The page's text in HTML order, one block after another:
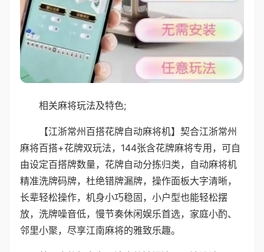
相关麻将玩法及特色;
【江浙常州百搭花牌自动麻将机】契合江浙常州
麻将百搭+花牌双玩法，144张含花牌麻将专用，可自
由设定百搭牌数量，花牌自动分拣归类，自动麻将机
精准洗牌码牌，杜绝错牌漏牌，操作面板大字清晰，
长辈轻松操作，机身小巧稳固，小户型也能轻松摆
放，洗牌噪音低，慢节奏休闲娱乐首选，家庭小酌、
邻里小聚，尽享江南麻将的雅致乐趣。